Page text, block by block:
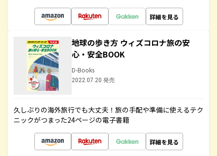
詳細を見る
地球の歩き方 ウィズコロナ旅の安
心・安全BOOK
D-Books
2022.07.20 発売
久しぶりの海外旅行でも大丈夫！旅の手配や準備に使えるテク
ニックがつまった24ページの電子書籍
詳細を見る